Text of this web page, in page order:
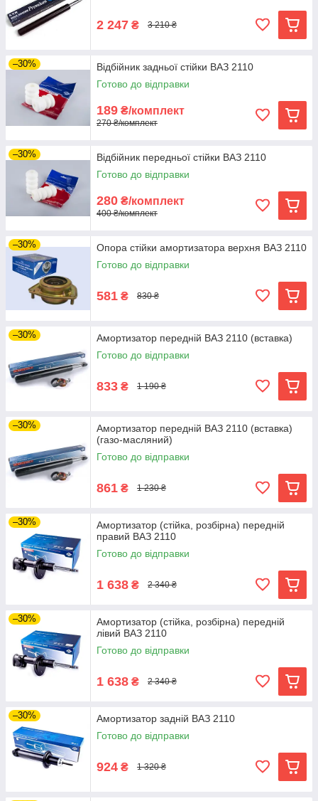
2 247 ₴ 3 210 ₴
–30%
Відбійник задньої стійки ВАЗ 2110
Готово до відправки
189 ₴/комплект
270 ₴/комплект
–30%
Відбійник передньої стійки ВАЗ 2110
Готово до відправки
280 ₴/комплект
400 ₴/комплект
–30%
Опора стійки амортизатора верхня ВАЗ 2110
Готово до відправки
581 ₴ 830 ₴
–30%
Амортизатор передній ВАЗ 2110 (вставка)
Готово до відправки
833 ₴ 1 190 ₴
–30%
Амортизатор передній ВАЗ 2110 (вставка)
(газо-масляний)
Готово до відправки
861 ₴ 1 230 ₴
–30%
Амортизатор (стійка, розбірна) передній
правий ВАЗ 2110
Готово до відправки
1 638 ₴ 2 340 ₴
–30%
Амортизатор (стійка, розбірна) передній
лівий ВАЗ 2110
Готово до відправки
1 638 ₴ 2 340 ₴
–30%
Амортизатор задній ВАЗ 2110
Готово до відправки
924 ₴ 1 320 ₴